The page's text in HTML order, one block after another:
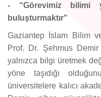
- “Görevimiz bilimi
buluşturmaktır"
Gaziantep İslam Bilim
Prof. Dr. Şehmus
yalnızca bilgi üretmek
yöne taşıdığı
üniversitelere kalıcı